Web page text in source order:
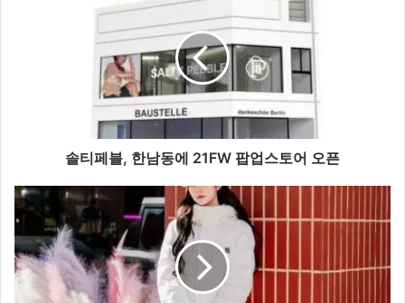
스
토
오
픈
솔티페블, 한남동에 21FW 팝업스토어 오픈
MLB,
롱
패
딩
컬
렉